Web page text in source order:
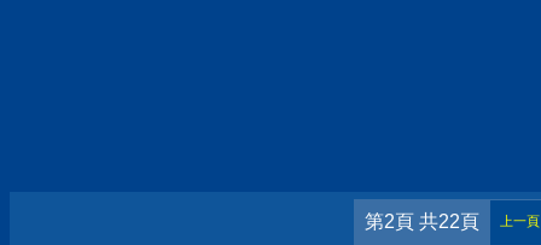
第2頁 共22頁 上一頁